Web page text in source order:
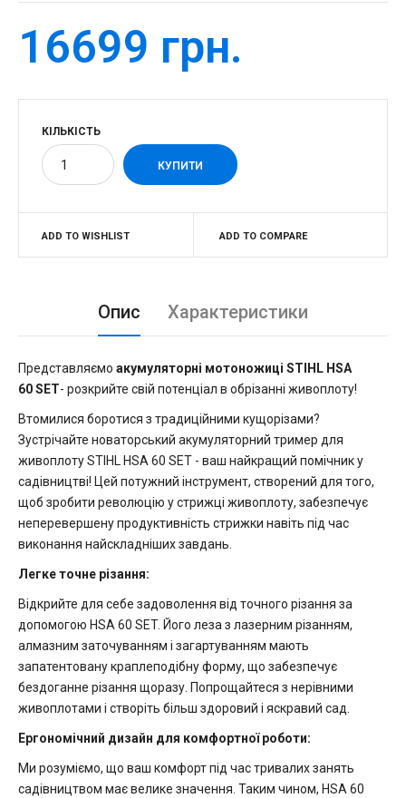
16699 грн.
КІЛЬКІСТЬ
ADD TO WISHLIST ADD TO COMPARE
Опис Характеристики
Представляємо акумуляторні мотоножиці STIHL HSA
60 SET- розкрийте свій потенціал в обрізанні живоплоту!
Втомилися боротися з традиційними кущорізами?
Зустрічайте новаторський акумуляторний тример для
живоплоту STIHL HSA 60 SET - ваш найкращий помічник у
садівництві! Цей потужний інструмент, створений для того,
щоб зробити революцію у стрижці живоплоту, забезпечує
неперевершену продуктивність стрижки навіть під час
виконання найскладніших завдань.
Легке точне різання:
Відкрийте для себе задоволення від точного різання за
допомогою HSA 60 SET. Його леза з лазерним різанням,
алмазним заточуванням і загартуванням мають
запатентовану краплеподібну форму, що забезпечує
бездоганне різання щоразу. Попрощайтеся з нерівними
живоплотами і створіть більш здоровий і яскравий сад.
Ергономічний дизайн для комфортної роботи:
Ми розуміємо, що ваш комфорт під час тривалих занять
садівництвом має велике значення. Таким чином, HSA 60